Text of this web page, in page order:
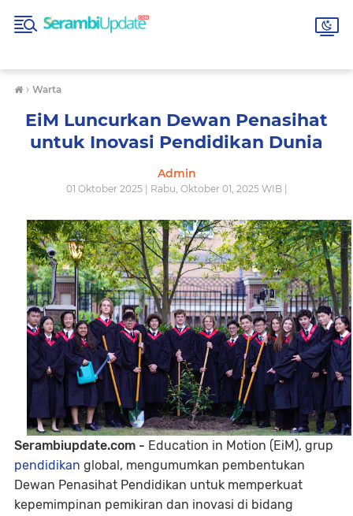
› Warta
EiM Luncurkan Dewan Penasihat
untuk Inovasi Pendidikan Dunia
Admin
01 Oktober 2025 | Rabu, Oktober 01, 2025 WIB |
Serambiupdate.com - Education in Motion (EiM), grup
pendidikan global, mengumumkan pembentukan
Dewan Penasihat Pendidikan untuk memperkuat
kepemimpinan pemikiran dan inovasi di bidang